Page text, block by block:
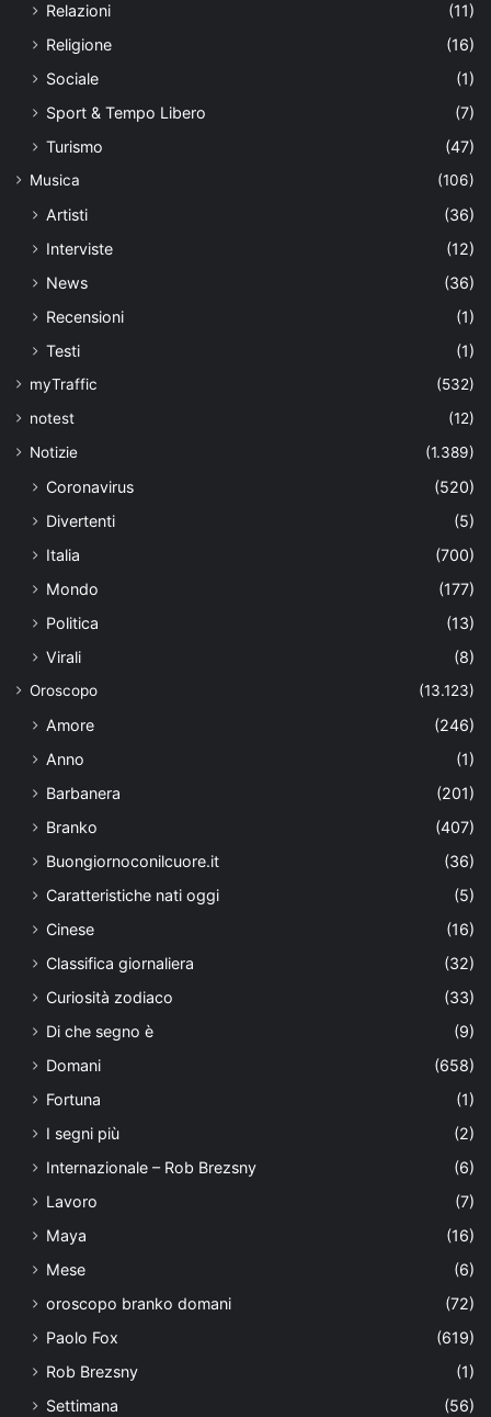
Relazioni
(11)
Religione
(16)
Sociale
(1)
Sport & Tempo Libero
(7)
Turismo
(47)
Musica (106)
Artisti
(36)
Interviste
(12)
News
(36)
Recensioni
(1)
Testi
(1)
myTraffic
(532)
notest
(12)
Notizie
(1.389)
Coronavirus
(520)
Divertenti
(5)
Italia
(700)
Mondo
(177)
Politica
(13)
Virali
(8)
Oroscopo (13.123)
Amore
(246)
Anno
(1)
Barbanera
(201)
Branko
(407)
Buongiornoconilcuore.it
(36)
Caratteristiche nati oggi
(5)
Cinese
(16)
Classifica giornaliera
(32)
Curiosità zodiaco
(33)
Di che segno è
(9)
Domani
(658)
Fortuna
(1)
I segni più
(2)
Internazionale – Rob Brezsny
(6)
Lavoro
(7)
Maya
(16)
Mese
(6)
oroscopo branko domani
(72)
Paolo Fox
(619)
Rob Brezsny
(1)
Settimana
(56)